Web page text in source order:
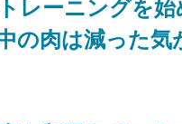
レーニングを始
の肉は減った気